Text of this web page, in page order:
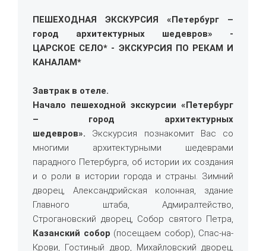
ПЕШЕХОДНАЯ ЭКСКУРСИЯ «Петербург –
город архитектурных шедевров» -
ЦАРСКОЕ СЕЛО* - ЭКСКУРСИЯ ПО РЕКАМ И
КАНАЛАМ*
Завтрак в отеле.
Начало пешеходной экскурсии «Петербург
– город архитектурных
шедевров». Экскурсия познакомит Вас со
многими архитектурными шедеврами
парадного Петербурга, об истории их создания
и о роли в истории города и страны. Зимний
дворец, Александрийская колонная, здание
Главного штаба, Адмиралтейство,
Строгановский дворец, Собор святого Петра,
Казанский собор (посещаем собор), Спас-на-
Крови, Гостиный двор, Михайловский дворец,